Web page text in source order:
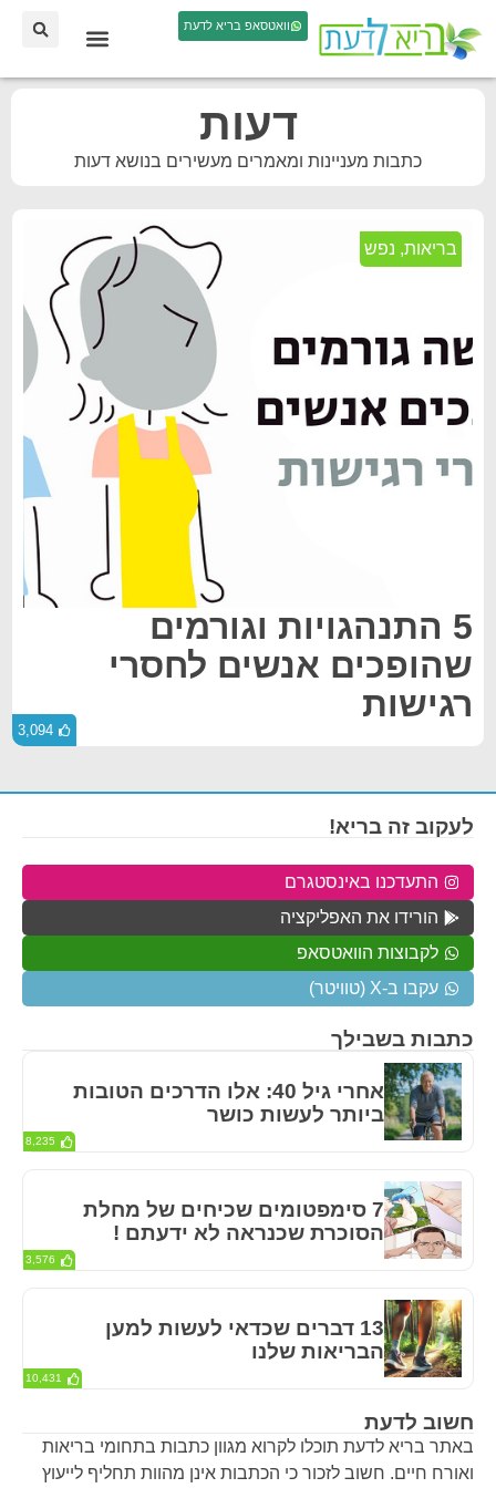
וואטסאפ בריא לדעת
דעות
כתבות מעניינות ומאמרים מעשירים בנושא דעות
בריאות, נפש
5 התנהגויות וגורמים
שהופכים אנשים לחסרי
רגישות
3,094
חשוב לדעת
באתר בריא לדעת תוכלו לקרוא מגוון כתבות בתחומי בריאות
ואורח חיים. חשוב לזכור כי הכתבות אינן מהוות תחליף לייעוץ
כתבות בשבילך
אחרי גיל 40: אלו הדרכים הטובות
ביותר לעשות כושר
8,235
7 סימפטומים שכיחים של מחלת
הסוכרת שכנראה לא ידעתם !
3,576
13 דברים שכדאי לעשות למען
הבריאות שלנו
10,431
לעקוב זה בריא!
התעדכנו באינסטגרם
הורידו את האפליקציה
לקבוצות הוואטסאפ
עקבו ב-X (טוויטר)